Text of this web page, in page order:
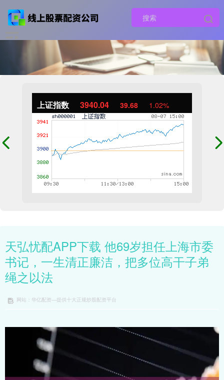
上证指数 3940.04 39.68 1.02%
天弘忧配APP下载 他69岁担任上海市委
书记，一生清正廉洁，把多位高干子弟
绳之以法
网站：华亿配资—提供十大正规炒股配资平台